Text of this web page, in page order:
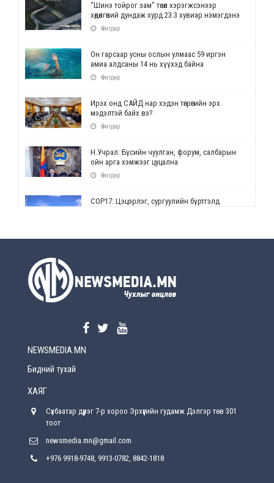
“Шинэ тойрог зам” төсөл хэрэгжсэнээр
хөдөлгөөний дундаж хурд 23.3 хувиар нэмэгдэнэ
Өчигдөр
Он гарсаар усны ослын улмаас 59 иргэн
амиа алдсаны 14 нь хүүхэд байна
Өчигдөр
Ирэх онд САЙД нар хэдэн төгрөгийн эрх
мэдэлтэй байх вэ?
Өчигдөр
Н.Учрал: Бүсийн чуулган, форум, салбарын
ойн арга хэмжээг цуцална
Өчигдөр
СОР17: Цэцэрлэг, сургуулийн бүртгэлд
Өчигдөр
Өчигдөр
хүрсэн өгөөжөөрөө ажлаа үнэлж, хэрэгжилтээ
Улсын онцгой комисс өвөлжилтийн бэлтгэл,
NEWSMEDIA.MN
Бидний тухай
ХАЯГ
Сүхбаатар дүүрэг 7-р хороо Эрхүүгийн гудамж Дэлгэр төв 301
тоот
newsmedia.mn@gmail.com
+976 9918-9748, 9913-0782, 8842-1818